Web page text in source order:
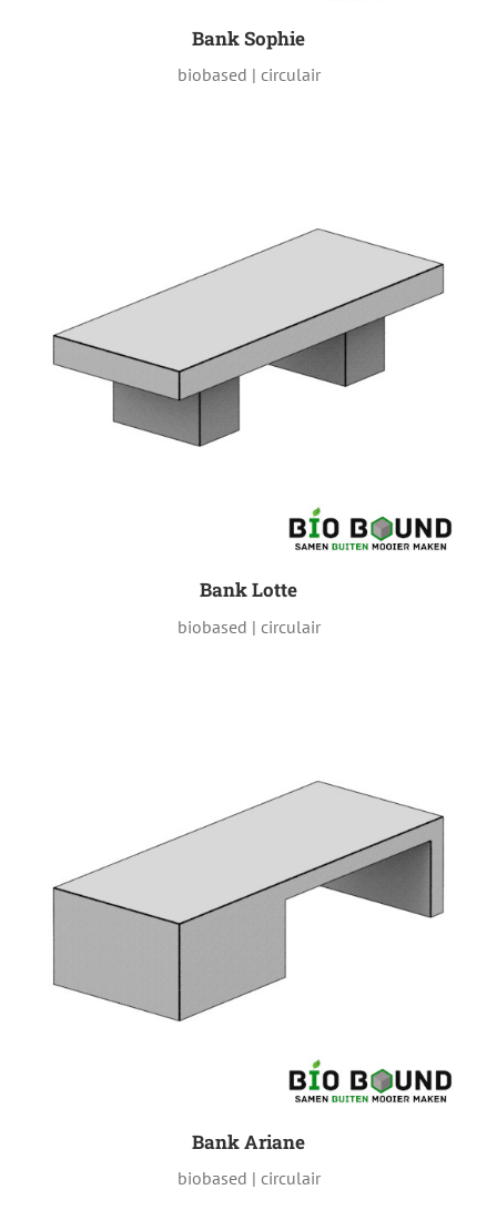
Bank Sophie
biobased | circulair
Bank Lotte
biobased | circulair
Bank Ariane
biobased | circulair